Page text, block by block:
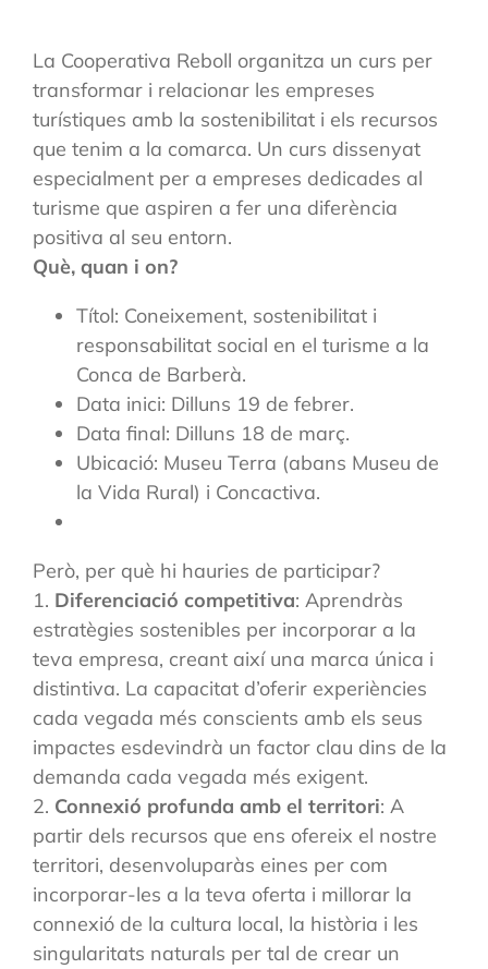
La Cooperativa Reboll organitza un curs per
transformar i relacionar les empreses
turístiques amb la sostenibilitat i els recursos
que tenim a la comarca. Un curs dissenyat
especialment per a empreses dedicades al
turisme que aspiren a fer una diferència
positiva al seu entorn.
Què, quan i on?
Títol: Coneixement, sostenibilitat i
responsabilitat social en el turisme a la
Conca de Barberà.
Data inici: Dilluns 19 de febrer.
Data final: Dilluns 18 de març.
Ubicació: Museu Terra (abans Museu de
la Vida Rural) i Concactiva.
Però, per què hi hauries de participar?
1. Diferenciació competitiva: Aprendràs
estratègies sostenibles per incorporar a la
teva empresa, creant així una marca única i
distintiva. La capacitat d’oferir experiències
cada vegada més conscients amb els seus
impactes esdevindrà un factor clau dins de la
demanda cada vegada més exigent.
2. Connexió profunda amb el territori: A
partir dels recursos que ens ofereix el nostre
territori, desenvoluparàs eines per com
incorporar-les a la teva oferta i millorar la
connexió de la cultura local, la història i les
singularitats naturals per tal de crear un